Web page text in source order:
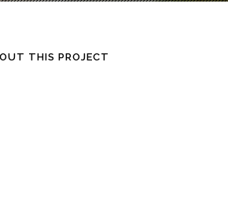
THIS PROJECT